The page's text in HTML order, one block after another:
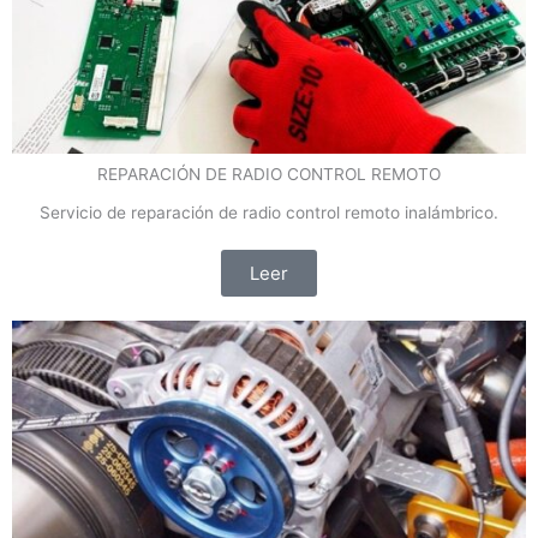
REPARACIÓN DE RADIO CONTROL REMOTO
Servicio de reparación de radio control remoto inalámbrico.
Leer